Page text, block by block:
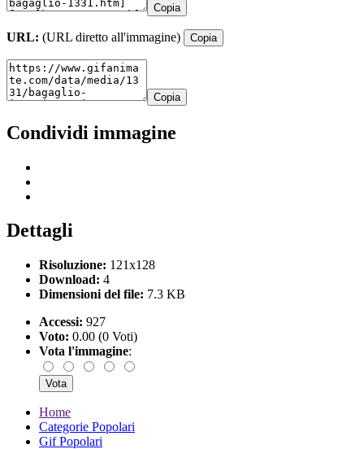
Copia
URL: (URL diretto all'immagine) Copia
Copia
Condividi immagine
Dettagli
Risoluzione: 121x128
Download: 4
Dimensioni del file: 7.3 KB
Accessi: 927
Voto: 0.00 (0 Voti)
Vota l'immagine:
Home
Categorie Popolari
Gif Popolari